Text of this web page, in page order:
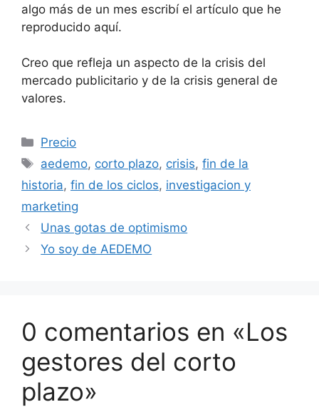
algo más de un mes escribí el artículo que he
reproducido aquí.
Creo que refleja un aspecto de la crisis del
mercado publicitario y de la crisis general de
valores.
Categorías
Precio
Etiquetas
aedemo, corto plazo, crisis,fin de la
historia, fin de los ciclos, investigacion y
marketing
Unas gotas de optimismo
Yo soy de AEDEMO
0 comentarios en «Los
gestores del corto
plazo»